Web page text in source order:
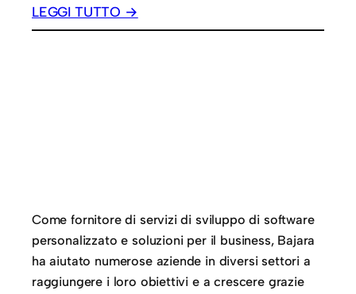
LEGGI TUTTO →
Come fornitore di servizi di sviluppo di software
personalizzato e soluzioni per il business, Bajara
ha aiutato numerose aziende in diversi settori a
raggiungere i loro obiettivi e a crescere grazie